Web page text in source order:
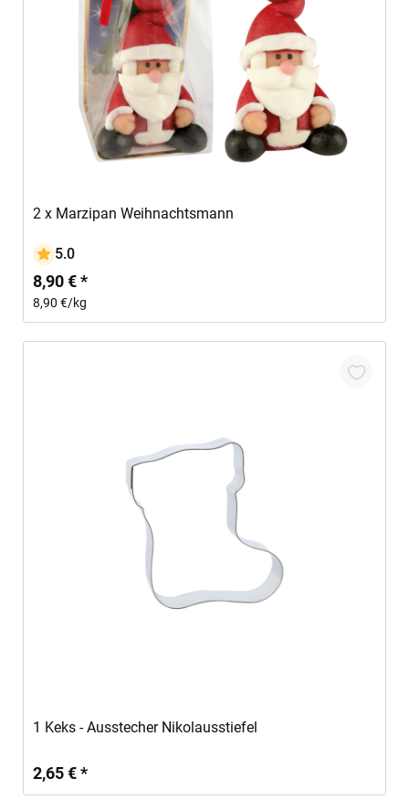
In den Warenkorb
2 x Marzipan Weihnachtsmann
5.0
8,90 € *
8,90 €/kg
1 Keks - Ausstecher Nikolausstiefel
2,65 € *